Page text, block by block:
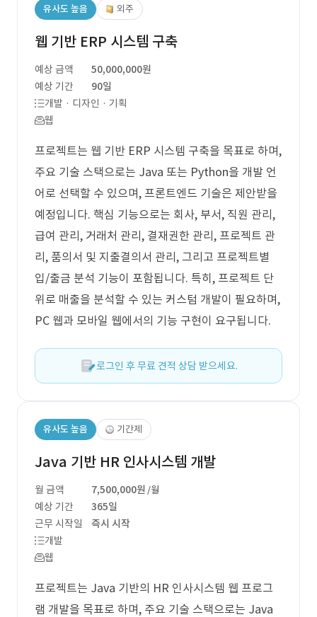
유사도 높음 외주
웹 기반 ERP 시스템 구축
예상 금액
50,000,000원
예상 기간
90일
개발 · 디자인 · 기획
웹
프로젝트는 웹 기반 ERP 시스템 구축을 목표로 하며,
주요 기술 스택으로는 Java 또는 Python을 개발 언
어로 선택할 수 있으며, 프론트엔드 기술은 제안받을
예정입니다. 핵심 기능으로는 회사, 부서, 직원 관리,
급여 관리, 거래처 관리, 결재권한 관리, 프로젝트 관
리, 품의서 및 지출결의서 관리, 그리고 프로젝트별
입/출금 분석 기능이 포함됩니다. 특히, 프로젝트 단
위로 매출을 분석할 수 있는 커스텀 개발이 필요하며,
PC 웹과 모바일 웹에서의 기능 구현이 요구됩니다.
로그인 후 무료 견적 상담 받으세요.
유사도 높음 기간제
Java 기반 HR 인사시스템 개발
월 금액 7,500,000원 /월
예상 기간
365일
근무 시작일
즉시 시작
개발
웹
프로젝트는 Java 기반의 HR 인사시스템 웹 프로그
램 개발을 목표로 하며, 주요 기술 스택으로는 Java